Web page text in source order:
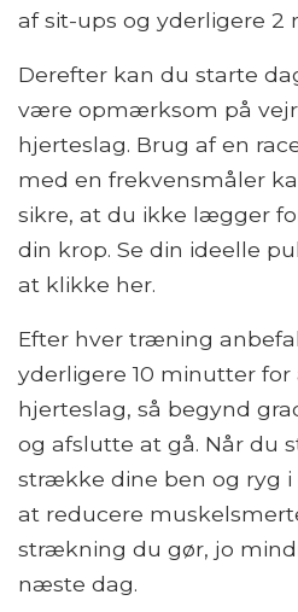
af sit-ups og yderligere
Derefter kan du starte
være opmærksom på
hjerteslag. Brug af en
med en frekvensmåler
sikre, at du ikke lægger
din krop. Se din ideelle
at klikke her.
Efter hver træning
yderligere 10 minutter for
hjerteslag, så begynd
og afslutte at gå. Når du
strække dine ben og ryg i
at reducere
strækning du gør, jo
næste dag.